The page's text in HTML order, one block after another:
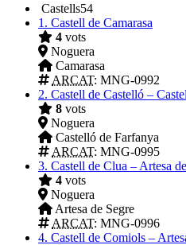
Castells54
1. Castell de Camarasa
4 vots
Noguera
Camarasa
ARCAT: MNG-0992
2. Castell de Castelló –
8 vots
Noguera
Castelló de Farfanya
ARCAT: MNG-0995
3. Castell de Clua – Artesa
4 vots
Noguera
Artesa de Segre
ARCAT: MNG-0996
4. Castell de Comiols –